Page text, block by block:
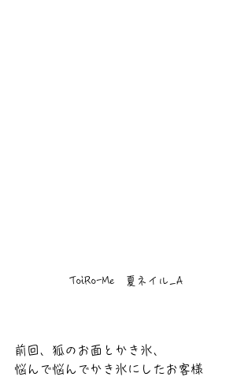
ToiRo-Me　夏ネイル_A
前回、狐のお面とかき氷、
悩んで悩んでかき氷にしたお客様